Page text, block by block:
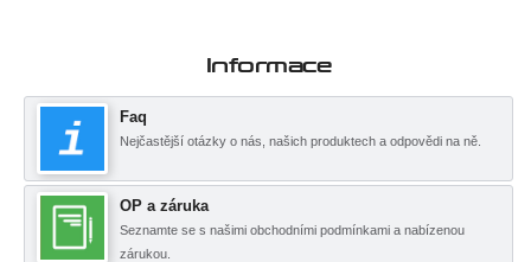
Informace
Faq
Nejčastější otázky o nás, našich produktech a odpovědi na ně.
OP a záruka
Seznamte se s našimi obchodními podmínkami a nabízenou
zárukou.